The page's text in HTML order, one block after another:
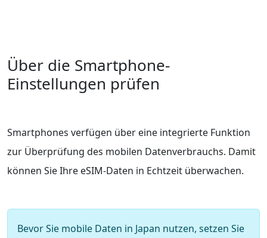
Über die Smartphone-
Einstellungen prüfen
Smartphones verfügen über eine integrierte Funktion
zur Überprüfung des mobilen Datenverbrauchs. Damit
können Sie Ihre eSIM-Daten in Echtzeit überwachen.
Bevor Sie mobile Daten in Japan nutzen, setzen Sie